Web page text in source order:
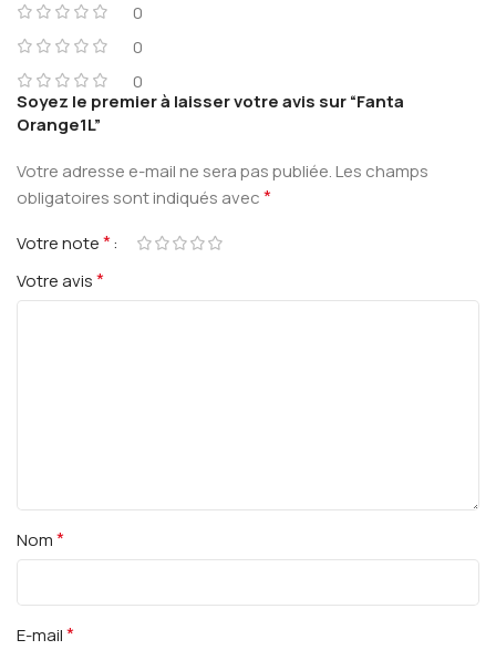
0
0
0
Soyez le premier à laisser votre avis sur “Fanta
Orange1L”
Votre adresse e-mail ne sera pas publiée.Les champs
obligatoires sont indiqués avec*
Votre note*
Votre avis*
Nom*
E-mail*